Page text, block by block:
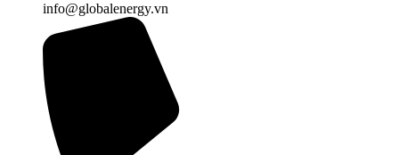
info@globalenergy.vn